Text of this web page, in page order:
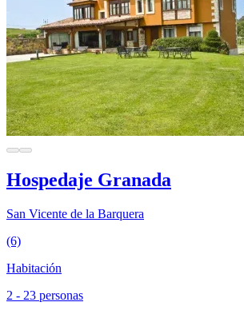
Hospedaje Granada
San Vicente de la Barquera
(6)
Habitación
2 - 23 personas